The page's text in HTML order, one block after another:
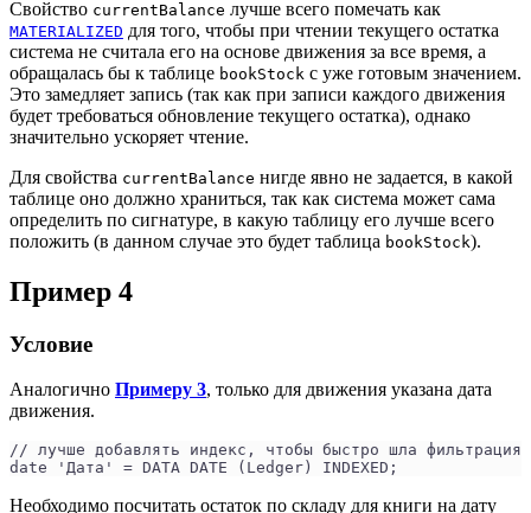
Свойство currentBalance лучше всего помечать как
MATERIALIZED для того, чтобы при чтении текущего остатка
система не считала его на основе движения за все время, а
обращалась бы к таблице bookStock с уже готовым значением.
Это замедляет запись (так как при записи каждого движения
будет требоваться обновление текущего остатка), однако
значительно ускоряет чтение.
Для свойства currentBalance нигде явно не задается, в какой
таблице оно должно храниться, так как система может сама
определить по сигнатуре, в какую таблицу его лучше всего
положить (в данном случае это будет таблица bookStock).
Пример 4
Условие
Аналогично Примеру 3, только для движения указана дата
движения.
// лучше добавлять индекс, чтобы быстро шла фильтрация
date 'Дата' = DATA DATE (Ledger) INDEXED;
Необходимо посчитать остаток по складу для книги на дату